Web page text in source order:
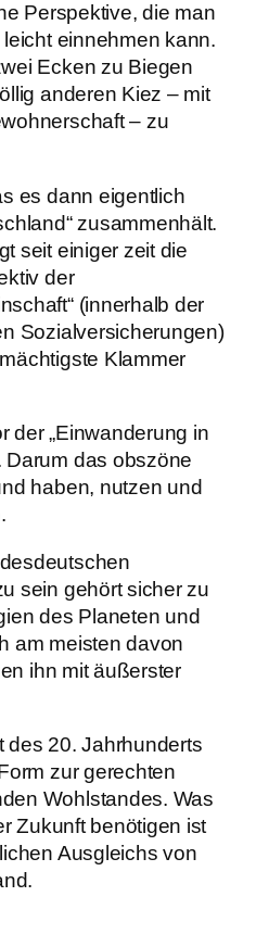
Perspektive, die man
einnehmen kann.
Ecken zu Biegen
anderen Kiez – mit
– zu
es dann eigentlich
zusammenhält.
seit einiger zeit die
der
(innerhalb der
Sozialversicherungen)
Klammer
der „Einwanderung in
Darum das obszöne
haben, nutzen und
sein gehört sicher zu
des Planeten und
am meisten davon
ihn mit äußerster
des 20. Jahrhunderts
zur gerechten
Wohlstandes. Was
Zukunft benötigen ist
Ausgleichs von